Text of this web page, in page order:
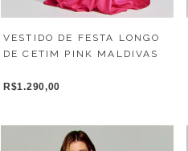
VESTIDO DE FESTA LONGO
DE CETIM PINK MALDIVAS
R$1.290,00